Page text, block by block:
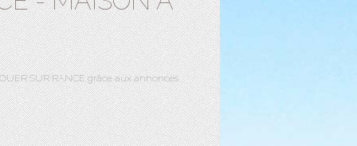
SUR RANCE grâce aux annonces